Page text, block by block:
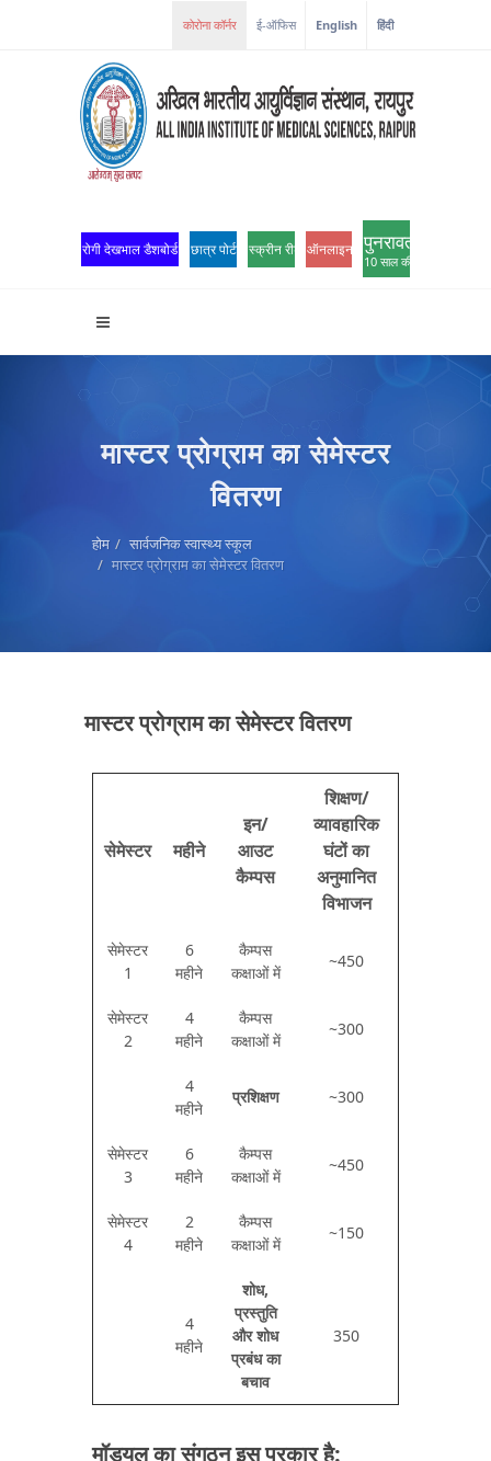
ई-ऑफिस English हिंदी
रोगी देखभाल डैशबोर्ड छात्र पोर्टल स्क्रीन रीडर एक्सेसऑनलाइन ओपीडी पंजीकरण
पुनरावर्तन
10 साल की उत्कृष्टता
मास्टर प्रोग्राम का सेमेस्टर
वितरण
होम
सार्वजनिक स्वास्थ्य स्कूल
मास्टर प्रोग्राम का सेमेस्टर वितरण
मास्टर प्रोग्राम का सेमेस्टर वितरण
सेमेस्टर महीने
इन/
आउट
कैम्पस
शिक्षण/
व्यावहारिक
घंटों का
अनुमानित
विभाजन
सेमेस्टर
1
6
महीने
कैम्पस
कक्षाओं में
~450
सेमेस्टर
2
4
महीने
कैम्पस
कक्षाओं में
~300
4
महीने
प्रशिक्षण ~300
सेमेस्टर
3
6
महीने
कैम्पस
कक्षाओं में
~450
सेमेस्टर
4
2
महीने
कैम्पस
कक्षाओं में
~150
4
महीने
शोध,
प्रस्तुति
और शोध
प्रबंध का
बचाव
350
मॉड्यूल का संगठन इस प्रकार है: